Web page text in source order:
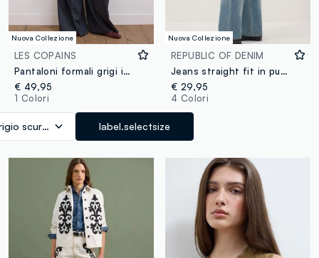
Nuova Collezione
LES COPAINS
Pantaloni formali grigi in viscosa elasticizzata baggy fit
€ 49,95
1 Colori
scuro melange label.selectsize
Nuova Collezione
REPUBLIC OF DENIM
Jeans straight fit in puro cotone blu chiaro
€ 29,95
4 Colori